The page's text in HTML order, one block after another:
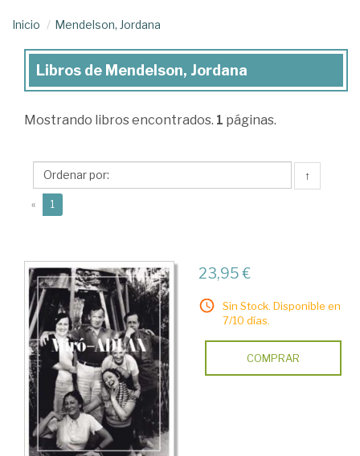
Inicio Mendelson, Jordana
Libros
Mendelson,
Libros de Mendelson, Jordana
Mostrando libros encontrados. 1 páginas.
↑
« 1
23,95 €
Sin Stock. Disponible en
7/10 días.
COMPRAR